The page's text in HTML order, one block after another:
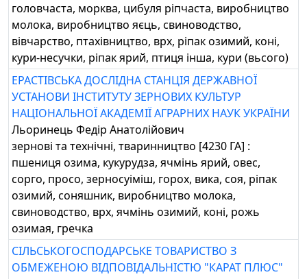
головчаста, морква, цибуля ріпчаста, виробництво
молока, виробництво яєць, свиноводство,
вівчарство, птахівництво, врх, ріпак озимий, коні,
кури-несучки, ріпак ярий, птиця інша, кури (вьсого)
ЕРАСТІВСЬКА ДОСЛІДНА СТАНЦІЯ ДЕРЖАВНОЇ
УСТАНОВИ ІНСТИТУТУ ЗЕРНОВИХ КУЛЬТУР
НАЦІОНАЛЬНОЇ АКАДЕМІЇ АГРАРНИХ НАУК УКРАЇНИ
Льоринець Федір Анатолійович
зернові та технічні, тваринництво [4230 ГА] :
пшениця озима, кукурудза, ячмінь ярий, овес,
сорго, просо, зерносуіміш, горох, вика, соя, ріпак
озимий, соняшник, виробництво молока,
свиноводство, врх, ячмінь озимий, коні, рожь
озимая, гречка
СІЛЬСЬКОГОСПОДАРСЬКЕ ТОВАРИСТВО З
ОБМЕЖЕНОЮ ВІДПОВІДАЛЬНІСТЮ "КАРАТ ПЛЮС"